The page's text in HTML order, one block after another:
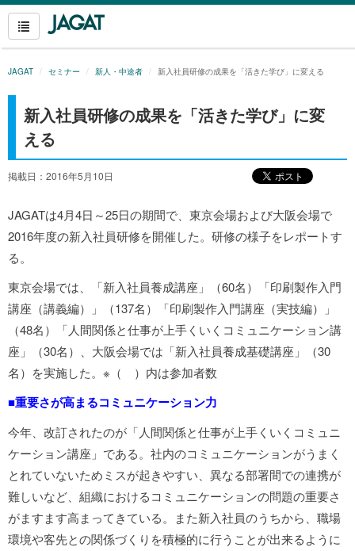
JAGAT セミナー 新人・中途者 新入社員研修の成果を「活きた学び」に変える
新入社員研修の成果を「活きた学び」に変
える
掲載日：2016年5月10日
JAGATは4月4日～25日の期間で、東京会場および大阪会場で
2016年度の新入社員研修を開催した。研修の様子をレポートす
る。
東京会場では、「新入社員養成講座」（60名）「印刷製作入門
講座（講義編）」（137名）「印刷製作入門講座（実技編）」
（48名）「人間関係と仕事が上手くいくコミュニケーション講
座」（30名）、大阪会場では「新入社員養成基礎講座」（30
名）を実施した。※（ ）内は参加者数
■重要さが高まるコミュニケーション力
今年、改訂されたのが「人間関係と仕事が上手くいくコミュニ
ケーション講座」である。社内のコミュニケーションがうまく
とれていないためミスが起きやすい、異なる部署間での連携が
難しいなど、組織におけるコミュニケーションの問題の重要さ
がますます高まってきている。また新入社員のうちから、職場
環境や客先との関係づくりを積極的に行うことが出来るように